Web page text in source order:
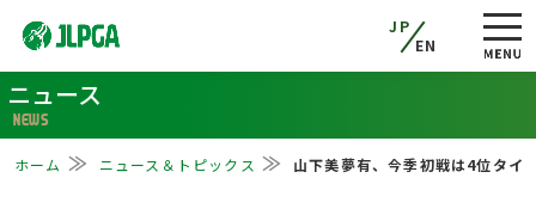
JP
EN
ニュース
NEWS
ホーム ニュース＆トピックス 山下美夢有、今季初戦は4位タイ